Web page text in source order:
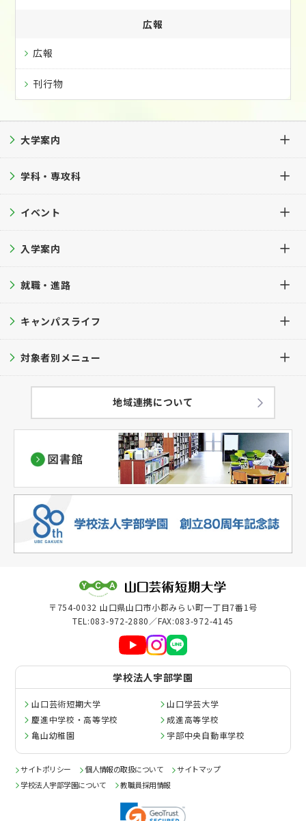
広報
広報
刊行物
大学案内
大学案内TOP
建学の精神・教育理念・教育目的
沿革
学長挨拶
公的研究費等の管理・運営方針
学科・学生数
教育方針
学修成果の評価に関する方針
（アセスメントプラン）
ハラスメント防止対策
教員紹介
情報公表
危機管理
刊行物
学科・専攻科
学科・専攻科TOP
保育学科
芸術表現学科
専攻科 デザイン専攻
イベント
イベントTOP
オープンキャンパス
進学相談会
大学見学
入学案内
入学案内TOP
募集要項
入試ガイド
過去問題集
出願方法
併願について
学費
奨学金・経済支援
就職・進路
就職・進路TOP
就職支援サポート
キャンパスライフ
キャンパスライフTOP
学生サポート
キャンパスマップ
学生の暮らし
クラブ・サークル
対象者別メニュー
卒業生の方へ
保護者の方へ
地域連携について
〒754-0032 山口県山口市小郡みらい町一丁目7番1号
TEL:083-972-2880／FAX:083-972-4145
学校法人宇部学園
山口芸術短期大学
山口学芸大学
慶進中学校・高等学校
成進高等学校
亀山幼稚園
宇部中央自動車学校
サイトポリシー 個人情報の取扱について
サイトマップ
学校法人宇部学園について
教職員採用情報